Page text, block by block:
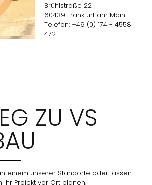
Brühlstraße 22
60439 Frankfurt am Main
Telefon: +49 (0) 174 - 4558
472
ZU VS
einem unserer Standorte oder lassen
Projekt vor Ort planen.